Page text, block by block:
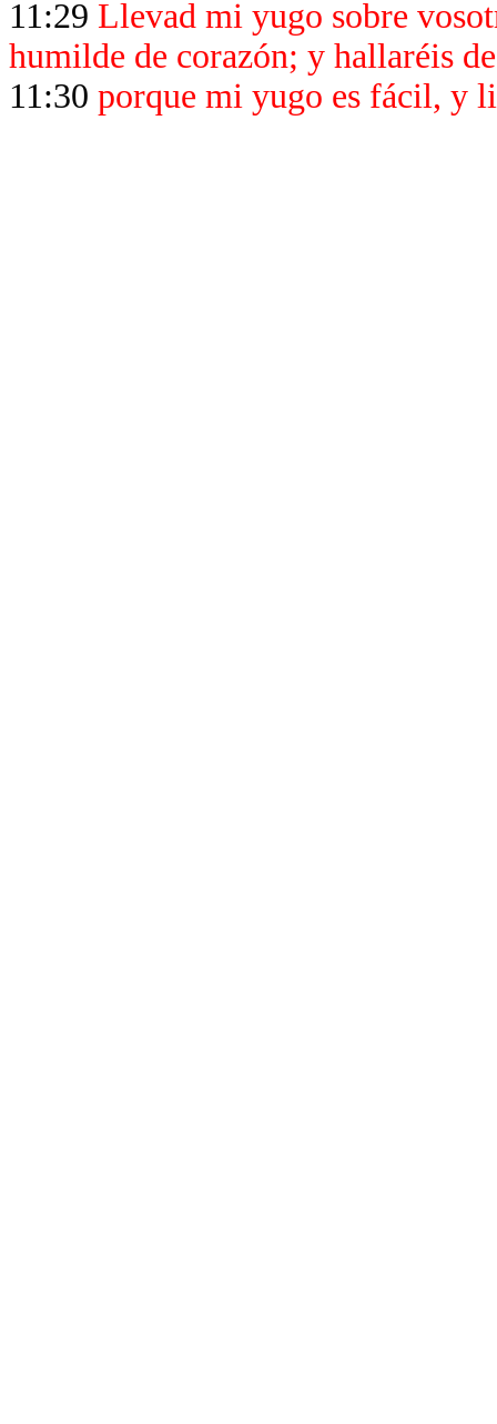
11:29 Llevad mi yugo sobre
humilde de corazón; y hallaréis
11:30 porque mi yugo es fácil, y